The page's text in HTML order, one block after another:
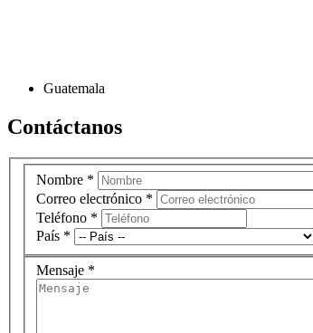
Guatemala
Contáctanos
Nombre *
Correo electrónico *
Teléfono *
País *
Mensaje *